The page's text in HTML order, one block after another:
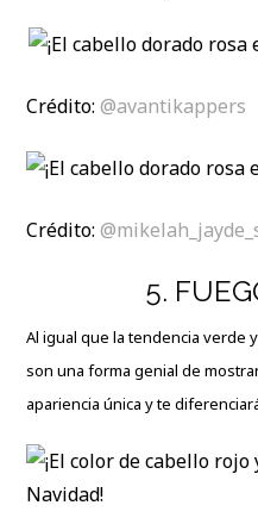
Crédito:@avantikappers
Crédito:
5.
Al igual que la tendencia verde
son una forma genial de
apariencia única y te